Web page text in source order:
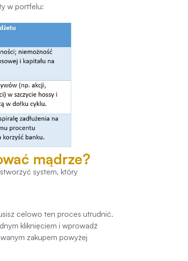
w portfelu:
mądrze?
system, który
celowo ten proces utrudnić.
kliknięciem i wprowadź
zakupem powyżej